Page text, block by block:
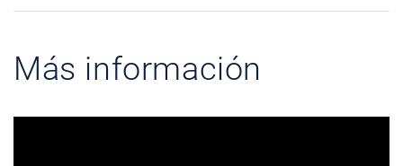
Más información